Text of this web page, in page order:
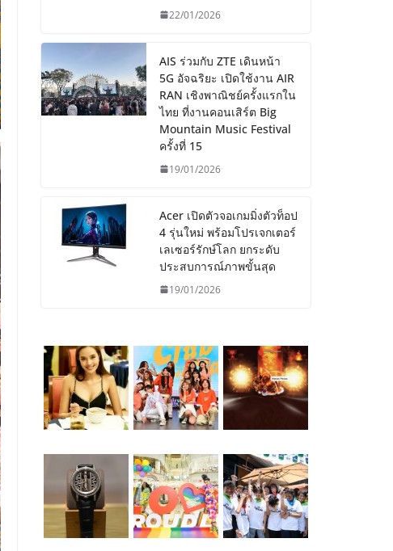
22/01/2026
AIS ร่วมกับ ZTE เดินหน้า
5G อัจฉริยะ เปิดใช้งาน AIR
RAN เชิงพาณิชย์ครั้งแรกใน
ไทย ที่งานคอนเสิร์ต Big
Mountain Music Festival
ครั้งที่ 15
19/01/2026
Acer เปิดตัวจอเกมมิ่งตัวท็อป
4 รุ่นใหม่ พร้อมโปรเจกเตอร์
เลเซอร์รักษ์โลก ยกระดับ
ประสบการณ์ภาพขั้นสุด
19/01/2026